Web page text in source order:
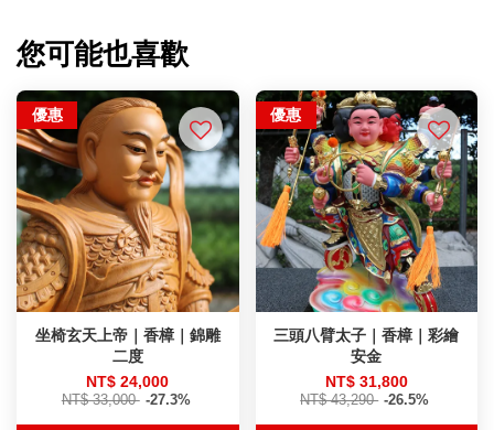
您可能也喜歡
優惠
坐椅玄天上帝｜香樟｜錦雕
二度
NT$ 24,000
NT$ 33,000 -27.3%
優惠
三頭八臂太子｜香樟｜彩繪
安金
NT$ 31,800
NT$ 43,290 -26.5%